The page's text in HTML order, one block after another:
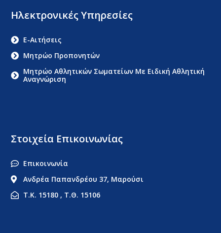
Στοιχεία Επικοινωνίας
Επικοινωνία
Ανδρέα Παπανδρέου 37, Μαρούσι
Τ.Κ. 15180 , Τ.Θ. 15106
Ηλεκτρονικές Υπηρεσίες
E-Αιτήσεις
Μητρώο Προπονητών
Μητρώο Αθλητικών Σωματείων Με Ειδική Αθλητική
Αναγνώριση